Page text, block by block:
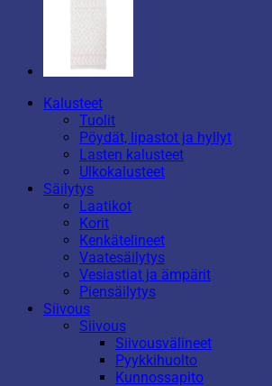
Kalusteet
Tuolit
Pöydät, lipastot ja hyllyt
Lasten kalusteet
Ulkokalusteet
Säilytys
Laatikot
Korit
Kenkätelineet
Vaatesäilytys
Vesiastiat ja ämpärit
Piensäilytys
Siivous
Siivous
Siivousvälineet
Pyykkihuolto
Kunnossapito